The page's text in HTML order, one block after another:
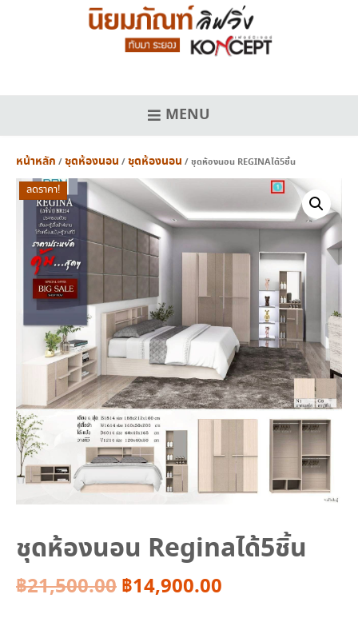
MENU
หน้าหลัก /ชุดห้องนอน /ชุดห้องนอน / ชุดห้องนอน REGINAได้5ชิ้น
ลดราคา!
ชุดห้องนอน Reginaได้5ชิ้น
฿21,500.00Original
฿14,900.00